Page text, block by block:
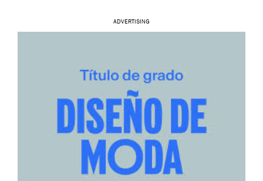
ADVERTISING